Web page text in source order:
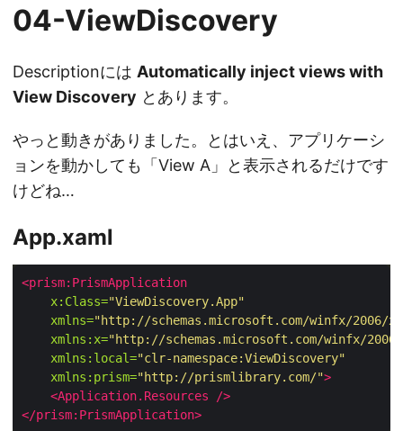
04-ViewDiscovery
Descriptionには Automatically inject views with
View Discovery とあります。
やっと動きがありました。とはいえ、アプリケーシ
ョンを動かしても「View A」と表示されるだけです
けどね…
App.xaml
<prism:PrismApplication
x:Class="ViewDiscovery.App"
xmlns="http://schemas.microsoft.com/winfx/2006/
xmlns:x="http://schemas.microsoft.com/winfx/
xmlns:local="clr-namespace:ViewDiscovery"
xmlns:prism="http://prismlibrary.com/">
<Application.Resources
/>
</prism:PrismApplication>